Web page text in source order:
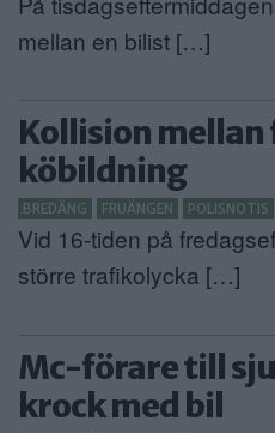
mellan en bilist […]
Kollision
köbildning
BREDÄNG FRUÄNGEN POLISNOTIS
Vid 16-tiden på
större trafikolycka […]
Mc-förare till
krock med bil